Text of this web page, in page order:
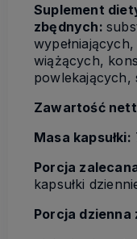
Suplement
zbędnych:
wiążących,
powlekających,
Zawartość
Masa kapsułki:
Porcja
kapsułki
Porcja dzienna